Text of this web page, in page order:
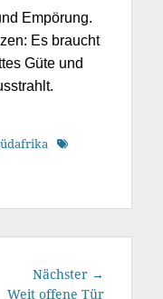
Empörung.
Es braucht
Güte und
Schlagworte
Nächster →
Beitrag:
Weit offene Tür